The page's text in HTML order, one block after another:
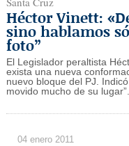
Héctor Vinett:
sino hablamos
foto”
El Legislador peraltista
exista una nueva
nuevo bloque del PJ.
movido mucho de su lugar”.
04 enero 2011